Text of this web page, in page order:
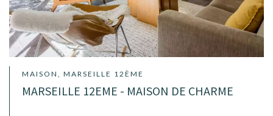
MAISON, MARSEILLE 12ÈME
MARSEILLE 12EME - MAISON DE CHARME